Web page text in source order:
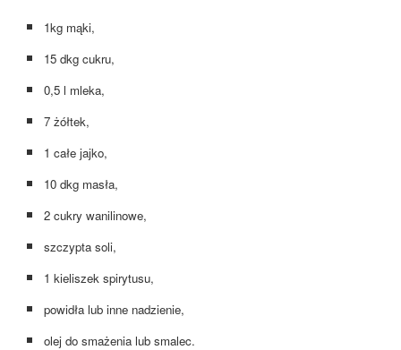
1kg mąki,
15 dkg cukru,
0,5 l mleka,
7 żółtek,
1 całe jajko,
10 dkg masła,
2 cukry wanilinowe,
szczypta soli,
1 kieliszek spirytusu,
powidła lub inne nadzienie,
olej do smażenia lub smalec.